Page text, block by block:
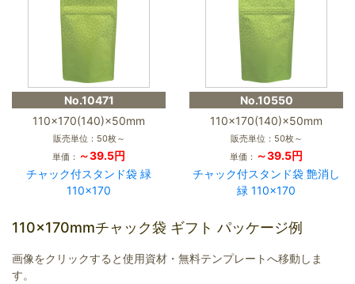
No.10471
110×170(140)×50mm
販売単位：50枚～
単価： ～39.5円
チャック付スタンド袋 緑
110×170
No.10550
110×170(140)×50mm
販売単位：50枚～
単価： ～39.5円
チャック付スタンド袋 艶消し
緑 110×170
110×170mmチャック袋 ギフト パッケージ例
画像をクリックすると使用資材・無料テンプレートへ移動しま
す。